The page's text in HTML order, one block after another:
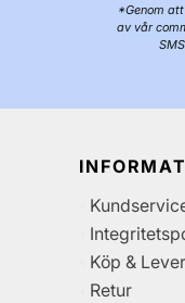
*Genom
av vår
Köp &
Retur